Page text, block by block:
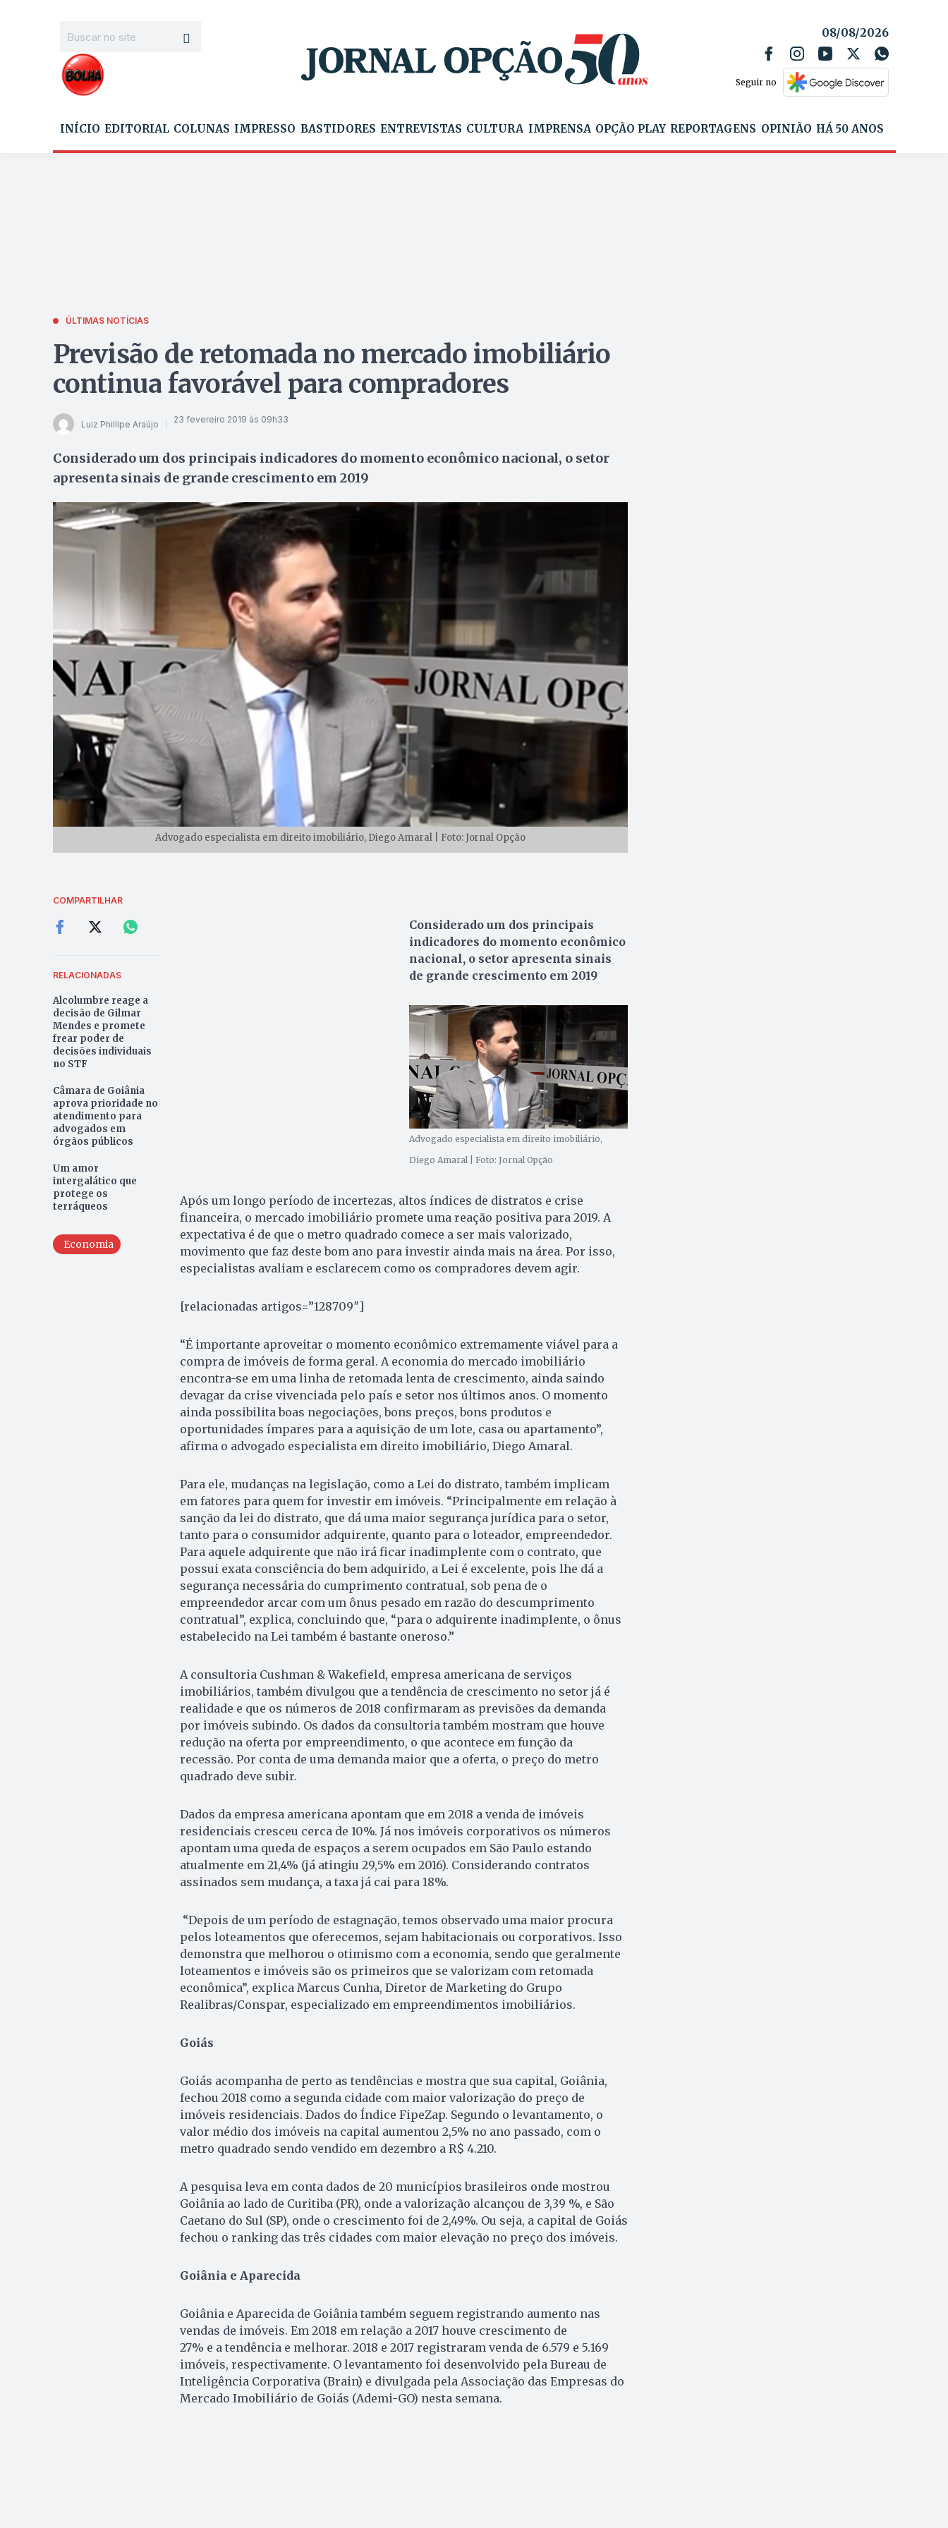
08/08/2026
Seguir no
INÍCIO EDITORIAL COLUNAS IMPRESSO BASTIDORES ENTREVISTAS CULTURA IMPRENSA OPÇÃO PLAY REPORTAGENS OPINIÃO HÁ 50 ANOS
ÚLTIMAS NOTÍCIAS
Previsão de retomada no mercado imobiliário
continua favorável para compradores
Luiz Phillipe Araújo 23 fevereiro 2019 às 09h33
Considerado um dos principais indicadores do momento econômico nacional, o setor
apresenta sinais de grande crescimento em 2019
Advogado especialista em direito imobiliário, Diego Amaral | Foto: Jornal Opção
COMPARTILHAR
RELACIONADAS
Alcolumbre reage a
decisão de Gilmar
Mendes e promete
frear poder de
decisões individuais
no STF
Câmara de Goiânia
aprova prioridade no
atendimento para
advogados em
órgãos públicos
Um amor
intergalático que
protege os
terráqueos
Economia
Considerado um dos principais
indicadores do momento econômico
nacional, o setor apresenta sinais
de grande crescimento em 2019
Advogado especialista em direito imobiliário,
Diego Amaral | Foto: Jornal Opção
Após um longo período de incertezas, altos índices de distratos e crise
financeira, o mercado imobiliário promete uma reação positiva para 2019. A
expectativa é de que o metro quadrado comece a ser mais valorizado,
movimento que faz deste bom ano para investir ainda mais na área. Por isso,
especialistas avaliam e esclarecem como os compradores devem agir.
[relacionadas artigos=”128709″]
“É importante aproveitar o momento econômico extremamente viável para a
compra de imóveis de forma geral. A economia do mercado imobiliário
encontra-se em uma linha de retomada lenta de crescimento, ainda saindo
devagar da crise vivenciada pelo país e setor nos últimos anos. O momento
ainda possibilita boas negociações, bons preços, bons produtos e
oportunidades ímpares para a aquisição de um lote, casa ou apartamento”,
afirma o advogado especialista em direito imobiliário, Diego Amaral.
Para ele, mudanças na legislação, como a Lei do distrato, também implicam
em fatores para quem for investir em imóveis. “Principalmente em relação à
sanção da lei do distrato, que dá uma maior segurança jurídica para o setor,
tanto para o consumidor adquirente, quanto para o loteador, empreendedor.
Para aquele adquirente que não irá ficar inadimplente com o contrato, que
possui exata consciência do bem adquirido, a Lei é excelente, pois lhe dá a
segurança necessária do cumprimento contratual, sob pena de o
empreendedor arcar com um ônus pesado em razão do descumprimento
contratual”, explica, concluindo que, “para o adquirente inadimplente, o ônus
estabelecido na Lei também é bastante oneroso.”
A consultoria Cushman & Wakefield, empresa americana de serviços
imobiliários, também divulgou que a tendência de crescimento no setor já é
realidade e que os números de 2018 confirmaram as previsões da demanda
por imóveis subindo. Os dados da consultoria também mostram que houve
redução na oferta por empreendimento, o que acontece em função da
recessão. Por conta de uma demanda maior que a oferta, o preço do metro
quadrado deve subir.
Dados da empresa americana apontam que em 2018 a venda de imóveis
residenciais cresceu cerca de 10%. Já nos imóveis corporativos os números
apontam uma queda de espaços a serem ocupados em São Paulo estando
atualmente em 21,4% (já atingiu 29,5% em 2016). Considerando contratos
assinados sem mudança, a taxa já cai para 18%.
“Depois de um período de estagnação, temos observado uma maior procura
pelos loteamentos que oferecemos, sejam habitacionais ou corporativos. Isso
demonstra que melhorou o otimismo com a economia, sendo que geralmente
loteamentos e imóveis são os primeiros que se valorizam com retomada
econômica”, explica Marcus Cunha, Diretor de Marketing do Grupo
Realibras/Conspar, especializado em empreendimentos imobiliários.
Goiás
Goiás acompanha de perto as tendências e mostra que sua capital, Goiânia,
fechou 2018 como a segunda cidade com maior valorização do preço de
imóveis residenciais. Dados do Índice FipeZap. Segundo o levantamento, o
valor médio dos imóveis na capital aumentou 2,5% no ano passado, com o
metro quadrado sendo vendido em dezembro a R$ 4.210.
A pesquisa leva em conta dados de 20 municípios brasileiros onde mostrou
Goiânia ao lado de Curitiba (PR), onde a valorização alcançou de 3,39 %, e São
Caetano do Sul (SP), onde o crescimento foi de 2,49%. Ou seja, a capital de Goiás
fechou o ranking das três cidades com maior elevação no preço dos imóveis.
Goiânia e Aparecida
Goiânia e Aparecida de Goiânia também seguem registrando aumento nas
vendas de imóveis. Em 2018 em relação a 2017 houve crescimento de
27% e a tendência e melhorar. 2018 e 2017 registraram venda de 6.579 e 5.169
imóveis, respectivamente. O levantamento foi desenvolvido pela Bureau de
Inteligência Corporativa (Brain) e divulgada pela Associação das Empresas do
Mercado Imobiliário de Goiás (Ademi-GO) nesta semana.